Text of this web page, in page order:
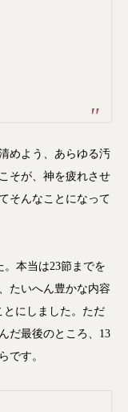
めよう、あらゆる汚
そが、神を疲れさせ
そんなことになって
本当は23節までを
たいへん豊かな内容
とにしました。ただ
だ最後のところ、13
です。